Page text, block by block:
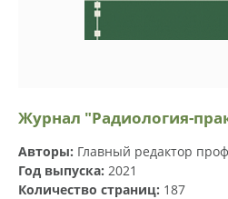
Журнал "Радиология-
Авторы: Главный редактор
Год выпуска: 2021
Количество страниц: 187